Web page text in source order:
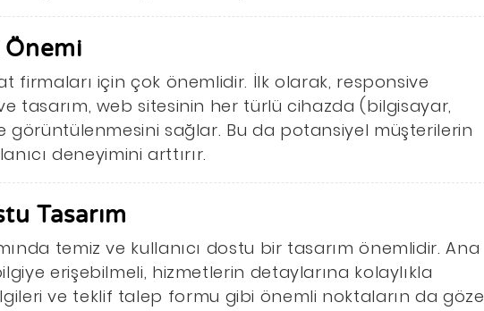
Önemi
firmaları için çok önemlidir. İlk olarak, responsive
tasarım, web sitesinin her türlü cihazda (bilgisayar,
sağlar. Bu da potansiyel müşterilerin
deneyimini arttırır.
Tasarım
temiz ve kullanıcı dostu bir tasarım önemlidir. Ana
erişebilmeli, hizmetlerin detaylarına kolaylıkla
ve teklif talep formu gibi önemli noktaların da göze